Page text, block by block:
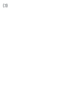
3